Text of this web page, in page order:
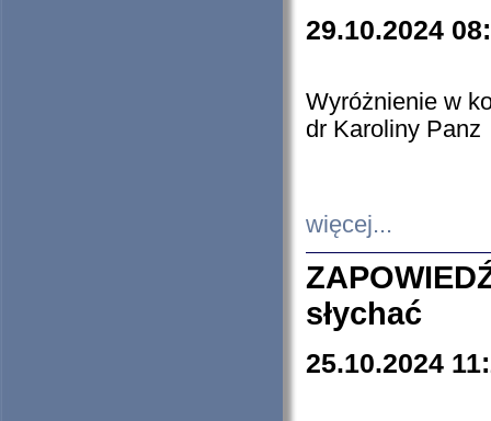
29.10.2024
Wyróżnienie w
dr Karoliny Panz
więcej...
słychać
25.10.2024